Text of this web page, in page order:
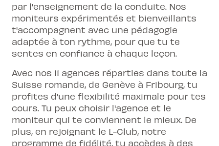
par l'enseignement de la conduite. Nos
moniteurs expérimentés et bienveillants
t'accompagnent avec une pédagogie
adaptée à ton rythme, pour que tu te
sentes en confiance à chaque leçon.
Avec nos 11 agences réparties dans toute la
Suisse romande, de Genève à Fribourg, tu
profites d'une flexibilité maximale pour tes
cours. Tu peux choisir l'agence et le
moniteur qui te conviennent le mieux. De
plus, en rejoignant le L-Club, notre
programme de fidélité, tu accèdes à des